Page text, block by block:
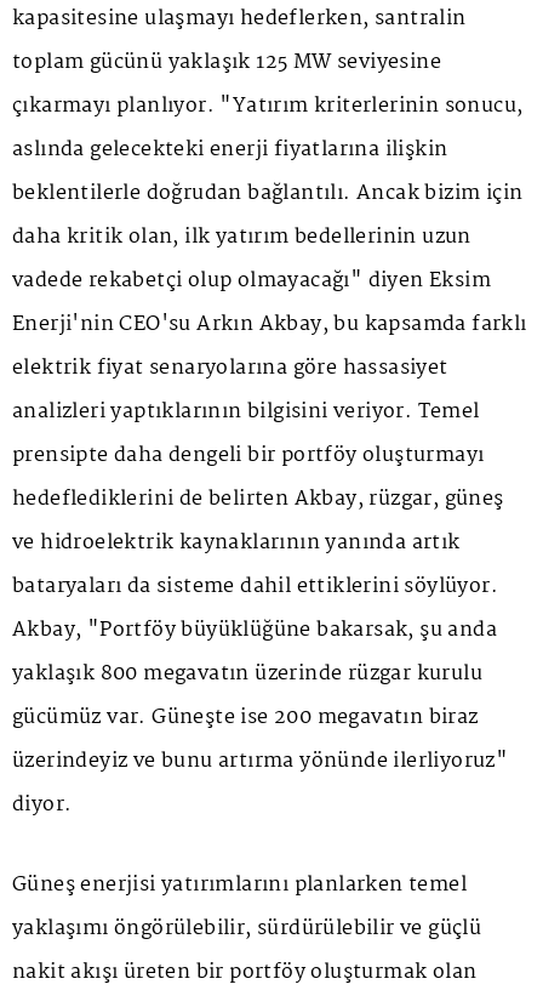
kapasitesine ulaşmayı hedeflerken, santralin
toplam gücünü yaklaşık 125 MW seviyesine
çıkarmayı planlıyor. "Yatırım kriterlerinin sonucu,
aslında gelecekteki enerji fiyatlarına ilişkin
beklentilerle doğrudan bağlantılı. Ancak bizim için
daha kritik olan, ilk yatırım bedellerinin uzun
vadede rekabetçi olup olmayacağı" diyen Eksim
Enerji'nin CEO'su Arkın Akbay, bu kapsamda farklı
elektrik fiyat senaryolarına göre hassasiyet
analizleri yaptıklarının bilgisini veriyor. Temel
prensipte daha dengeli bir portföy oluşturmayı
hedeflediklerini de belirten Akbay, rüzgar, güneş
ve hidroelektrik kaynaklarının yanında artık
bataryaları da sisteme dahil ettiklerini söylüyor.
Akbay, "Portföy büyüklüğüne bakarsak, şu anda
yaklaşık 800 megavatın üzerinde rüzgar kurulu
gücümüz var. Güneşte ise 200 megavatın biraz
üzerindeyiz ve bunu artırma yönünde ilerliyoruz"
diyor.
Güneş enerjisi yatırımlarını planlarken temel
yaklaşımı öngörülebilir, sürdürülebilir ve güçlü
nakit akışı üreten bir portföy oluşturmak olan